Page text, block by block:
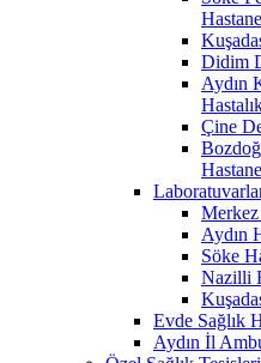
Didim
Aydın
Çine
Merkez
Aydın
Söke
Nazilli
Evde Sağlık
Aydın İl